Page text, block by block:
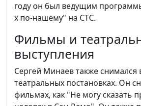
году он был ведущим
х по-нашему" на СТС.
Фильмы и
выступления
Сергей Минаев также снимался
театральных постановках. Он
фильмах, как "Не могу сказать